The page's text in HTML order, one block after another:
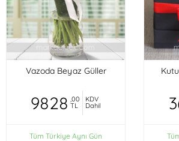
Vazoda Beyaz Güller
9828 ,00
TL
KDV
Dahil
Tüm Türkiye Aynı Gün